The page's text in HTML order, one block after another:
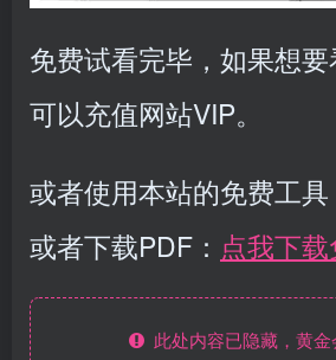
免费试看完毕，如果想要
可以充值网站VIP。
或者使用本站的免费工
或者下载PDF： 点我下
此处内容已隐藏，黄金